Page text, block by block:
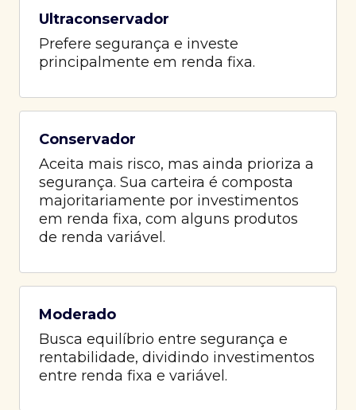
Ultraconservador
Prefere segurança e investe
principalmente em renda fixa.
Conservador
Aceita mais risco, mas ainda prioriza a
segurança. Sua carteira é composta
majoritariamente por investimentos
em renda fixa, com alguns produtos
de renda variável.
Moderado
Busca equilíbrio entre segurança e
rentabilidade, dividindo investimentos
entre renda fixa e variável.